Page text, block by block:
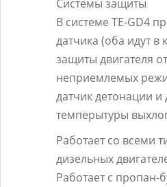
Системы защиты
В системе TE-GD4
датчика (оба идут в
защиты двигателя от
неприемлемых
датчик детонации и
темперытуры
Работает со всеми
дизельных
Работает с пропан-